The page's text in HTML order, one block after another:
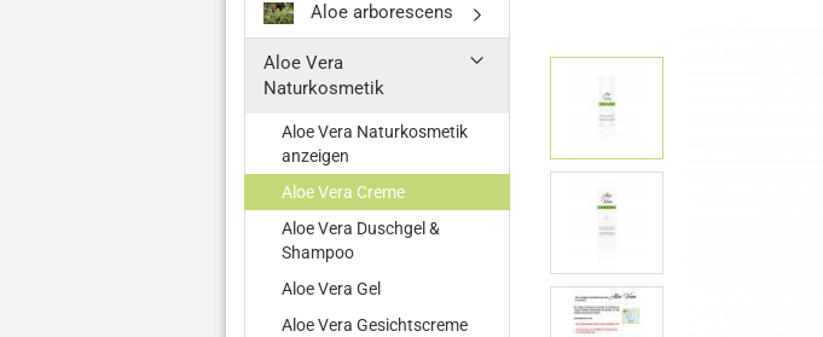
Aloe arborescens
Aloe Vera
Naturkosmetik
Aloe Vera Naturkosmetik
anzeigen
Aloe Vera Creme
Aloe Vera Duschgel &
Shampoo
Aloe Vera Gel
Aloe Vera Gesichtscreme